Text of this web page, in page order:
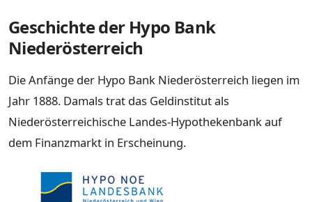
Geschichte der Hypo Bank
Niederösterreich
Die Anfänge der Hypo Bank Niederösterreich liegen im
Jahr 1888. Damals trat das Geldinstitut als
Niederösterreichische Landes-Hypothekenbank auf
dem Finanzmarkt in Erscheinung.